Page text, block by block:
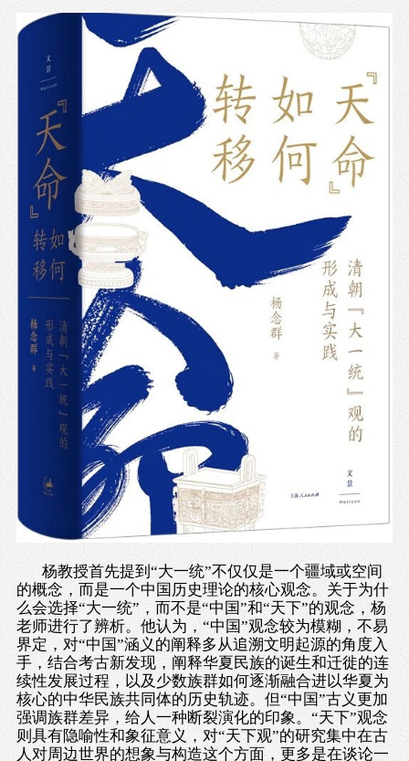
杨教授首先提到“大一统”不仅仅是一个疆域或空间
的概念，而是一个中国历史理论的核心观念。关于为什
么会选择“大一统”，而不是“中国”和“天下”的观念，杨
老师进行了辨析。他认为，“中国”观念较为模糊，不易
界定，对“中国”涵义的阐释多从追溯文明起源的角度入
手，结合考古新发现，阐释华夏民族的诞生和迁徙的连
续性发展过程，以及少数族群如何逐渐融合进以华夏为
核心的中华民族共同体的历史轨迹。但“中国”古义更加
强调族群差异，给人一种断裂演化的印象。“天下”观念
则具有隐喻性和象征意义，对“天下观”的研究集中在古
人对周边世界的想象与构造这个方面，更多是在谈论一